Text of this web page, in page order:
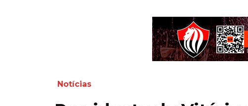
Notícias